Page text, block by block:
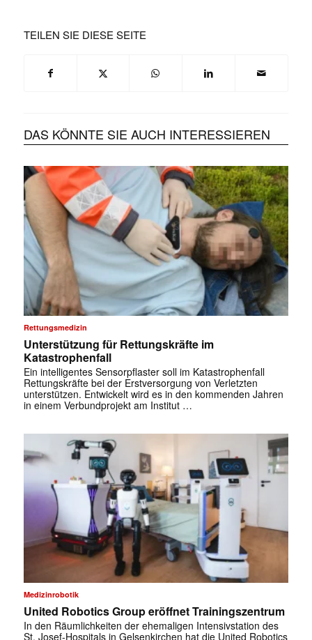
TEILEN SIE DIESE SEITE
DAS KÖNNTE SIE AUCH INTERESSIEREN
Rettungsmedizin
Unterstützung für Rettungskräfte im
Katastrophenfall
Ein intelligentes Sensorpflaster soll im Katastrophenfall
Rettungskräfte bei der Erstversorgung von Verletzten
unterstützen. Entwickelt wird es in den kommenden Jahren
in einem Verbundprojekt am Institut …
Medizinrobotik
United Robotics Group eröffnet Trainingszentrum
In den Räumlichkeiten der ehemaligen Intensivstation des
St. Josef-Hospitals in Gelsenkirchen hat die United Robotics